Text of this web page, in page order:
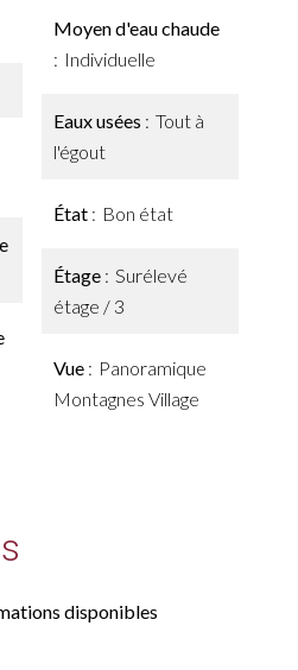
Moyen d'eau chaude
Individuelle
Eaux usées
Tout à
l'égout
État Bon état
Étage
Surélevé
étage / 3
Vue
Panoramique
Montagnes Village
disponibles